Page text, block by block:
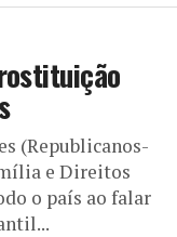
(Republicanos-
e Direitos
o país ao falar